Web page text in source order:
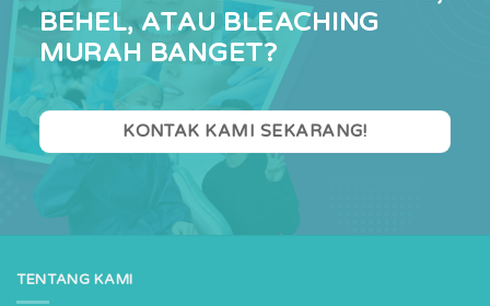
BEHEL, ATAU BLEACHING
MURAH BANGET?
KONTAK KAMI SEKARANG!
TENTANG KAMI